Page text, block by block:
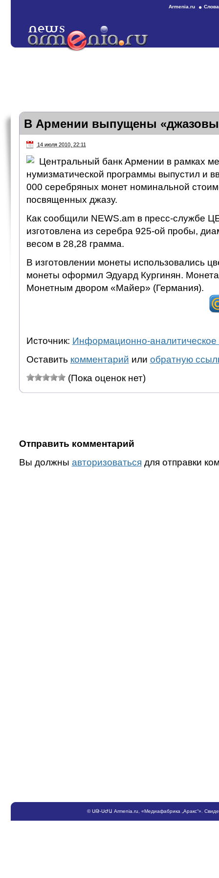
Armenia.ru
В Армении выпущены
14 июля 2010, 22:11
Центральный банк Армении в рамках
нумизматической программы выпустил и
000 серебряных монет номинальной
посвященных джазу.
Как сообщили NEWS.am в пресс-службе
изготовлена из серебра 925-ой пробы,
весом в 28,28 грамма.
В изготовлении монеты использовались
монеты оформил Эдуард Кургинян.
Монетным двором «Майер» (Германия).
Источник: Информационно-аналитическое
Оставить комментарий или обратную
(Пока оценок нет)
Отправить комментарий
Вы должны авторизоваться для отправки
©ՍԹ-ՍԺԱ Armenia.ru , «Медиафабрика „Аракс“».